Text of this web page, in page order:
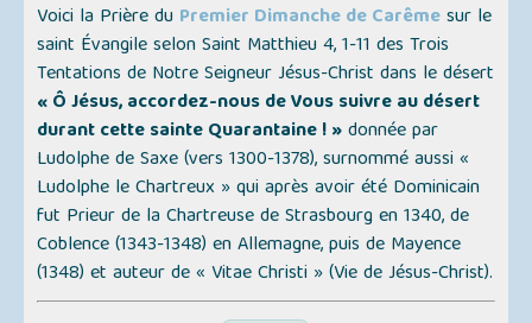
Voici la Prière du Premier Dimanche de Carêmesur le
saint Évangile selon Saint Matthieu 4, 1-11 des Trois
Tentations de Notre Seigneur Jésus-Christ dans le désert
« Ô Jésus, accordez-nous de Vous suivre au désert
durant cette sainte Quarantaine ! »donnée par
Ludolphe de Saxe (vers 1300-1378), surnommé aussi«
Ludolphe le Chartreux »qui après avoir été Dominicain
fut Prieur de la Chartreuse de Strasbourg en 1340, de
Coblence (1343-1348) en Allemagne, puis de Mayence
(1348) et auteur de« Vitae Christi » (Vie de Jésus-Christ).